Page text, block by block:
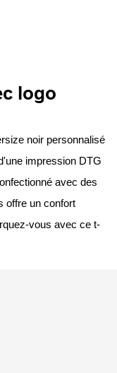
logo
noir personnalisé
impression DTG
avec des
offre un confort
vous avec ce t-